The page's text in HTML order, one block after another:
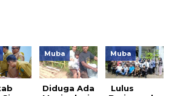
Muba
Diduga Ada
Muba
Lulus